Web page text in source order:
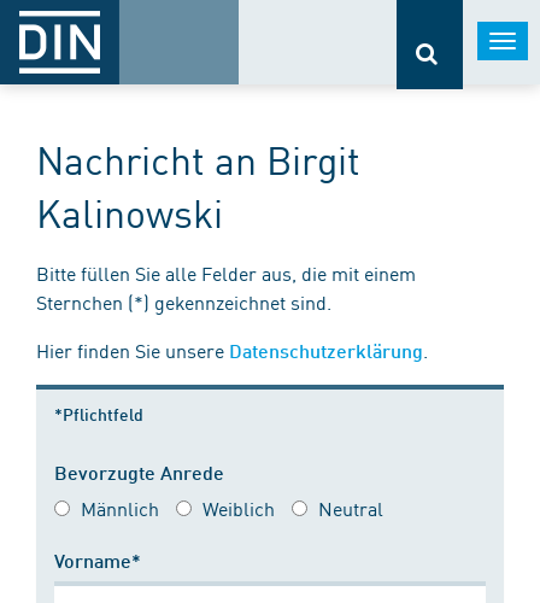
Nachricht an Birgit
Kalinowski
Bitte füllen Sie alle Felder aus, die mit einem
Sternchen (*) gekennzeichnet sind.
Hier finden Sie unsere Datenschutzerklärung
*Pflichtfeld
Bevorzugte Anrede
Männlich Weiblich Neutral
Vorname*